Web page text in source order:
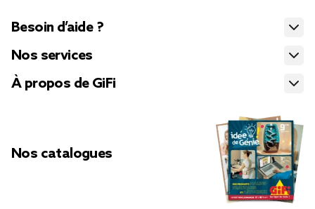
Besoin d’aide ?
Nos services
À propos de GiFi
Nos catalogues